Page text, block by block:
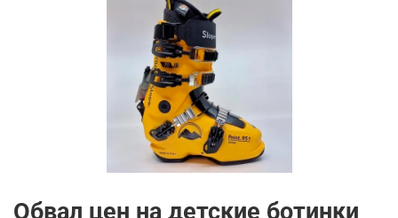
Обвал цен на детские ботинки